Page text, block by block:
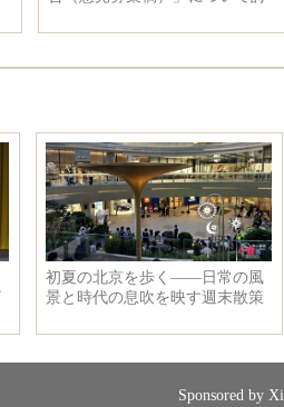
Sponsored by